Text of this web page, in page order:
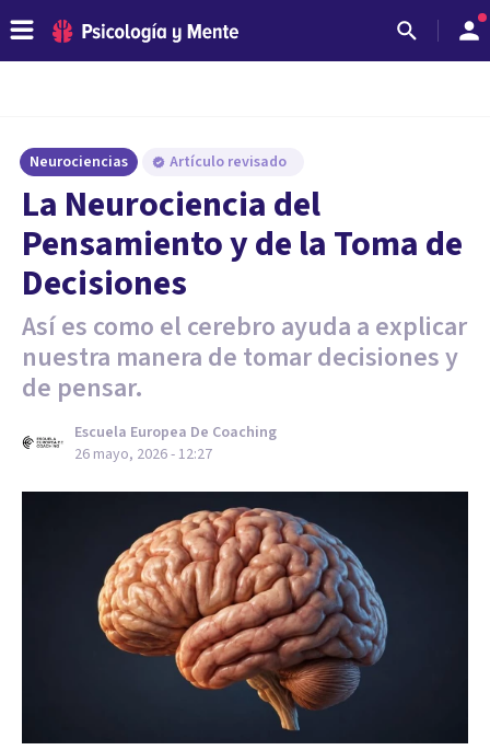
Neurociencias Artículo revisado
La Neurociencia del
Pensamiento y de la Toma de
Decisiones
Así es como el cerebro ayuda a explicar
nuestra manera de tomar decisiones y
de pensar.
Escuela Europea De Coaching
26 mayo, 2026 - 12:27